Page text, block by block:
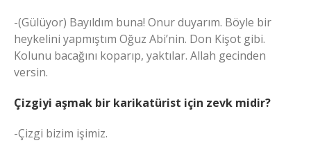
-(Gülüyor) Bayıldım buna! Onur duyarım. Böyle bir
heykelini yapmıştım Oğuz Abi’nin. Don Kişot gibi.
Kolunu bacağını koparıp, yaktılar. Allah gecinden
versin.
Çizgiyi aşmak bir karikatürist için zevk midir?
-Çizgi bizim işimiz.